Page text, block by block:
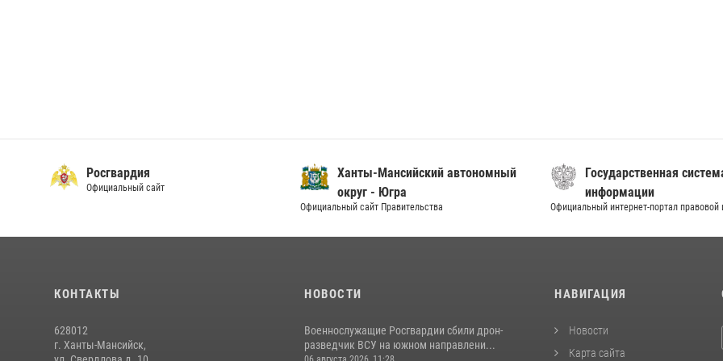
Росгвардия
Официальный сайт
Ханты-Мансийский автономный
округ - Югра
Официальный сайт Правительства
Государственная
информации
Официальный интернет-портал
КОНТАКТЫ
628012
г. Ханты-Мансийск,
НОВОСТИ
Военнослужащие Росгвардии сбили дрон-
разведчик ВСУ на южном направлени...
НАВИГАЦИЯ
Новости
Карта сайта